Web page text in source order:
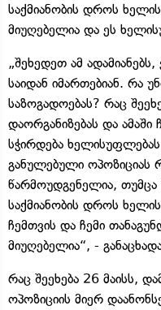
საქმიანობის დროს
მიუღებელია და ეს
„შეხედეთ ამ
საიდან იმართებიან. რა
საზოგადოებას? რაც
დაორგანიზებას და ამაში
სჭირდება
განულებული ოპოზიციას
წარმოუდგენელია,
საქმიანობის დროს
ჩემთვის და ჩემი
მიუღებელია“, -
რაც შეეხება 26 მაისს,
ოპოზიციის მიერ